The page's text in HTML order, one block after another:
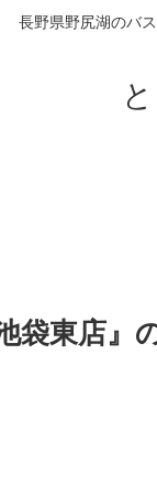
長野県野尻湖のバ
袋東店』